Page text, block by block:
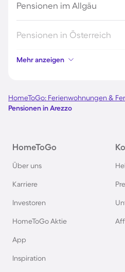
Pensionen im Allgäu
Pensionen in Österreich
Pensionen in Hamburg
Pensionen in Berlin
Pensionen in Oberstdorf
Pensionen in Schweden
Pensionen in Holland
Mehr anzeigen
HomeToGo: Ferienwohnungen &
Pensionen in Arezzo
HomeToGo
Über uns
Karriere
Investoren
HomeToGo Aktie
App
Inspiration